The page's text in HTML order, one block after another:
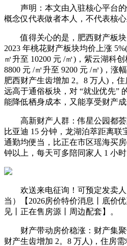
声明：本文由入驻核心平台的
概念仅代表做者本人，不代表核心
值得关心的是，肥西财产板块
2023 年桃花财产板块均价上涨
㎡升至 10200 元 /㎡)，紫云湖科
8800 元 /㎡升至 9200 元 /㎡)，涨
肥西财产生齿增加 2。8 万人)，
远高于通俗板块，对 “就业优先”
能降低栖身成本，又能享受财产成
高新财产人群：伟星公园都荟
比亚迪 15 分钟，龙湖泊萃距离联
通勤均便当，比正在市区瑶海买
钟以上，每天可多陪同家人 1 小时
欢送来电征询！可预定发卖人
当）【2026房价特价消息丨底价
见丨正在售房源丨周边配套】。
财产带动房价稳涨：财产集聚
财产生齿增加 2。8 万人)，住房